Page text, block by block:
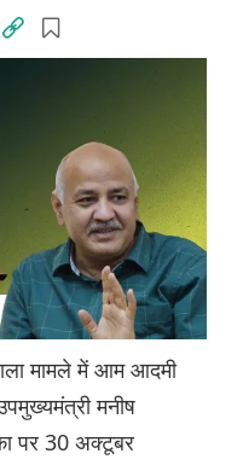
मामले में आम आदमी
मनीष
पर 30 अक्टूबर